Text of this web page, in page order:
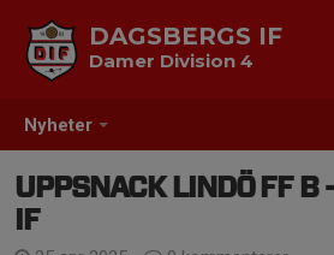
Nyheter
DAGSBERGS IF
Damer Division 4
UPPSNACK LINDÖ FF B
IF